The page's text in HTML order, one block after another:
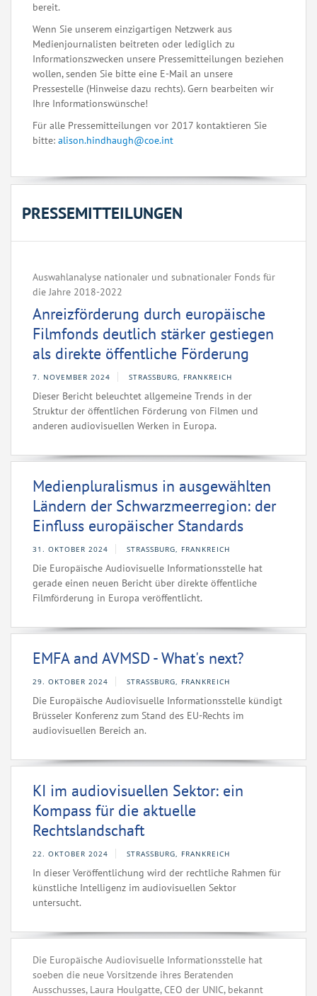
bereit.
Wenn Sie unserem einzigartigen Netzwerk aus
Medienjournalisten beitreten oder lediglich zu
Informationszwecken unsere Pressemitteilungen beziehen
wollen, senden Sie bitte eine E-Mail an unsere
Pressestelle (Hinweise dazu rechts). Gern bearbeiten wir
Ihre Informationswünsche!
Für alle Pressemitteilungen vor 2017 kontaktieren Sie
bitte: alison.hindhaugh@coe.int
PRESSEMITTEILUNGEN
Auswahlanalyse nationaler und subnationaler Fonds für
die Jahre 2018-2022
Anreizförderung durch europäische
Filmfonds deutlich stärker gestiegen
als direkte öffentliche Förderung
7. NOVEMBER 2024 STRASSBURG, FRANKREICH
Dieser Bericht beleuchtet allgemeine Trends in der
Struktur der öffentlichen Förderung von Filmen und
anderen audiovisuellen Werken in Europa.
Medienpluralismus in ausgewählten
Ländern der Schwarzmeerregion: der
Einfluss europäischer Standards
31. OKTOBER 2024 STRASSBURG, FRANKREICH
Die Europäische Audiovisuelle Informationsstelle hat
gerade einen neuen Bericht über direkte öffentliche
Filmförderung in Europa veröffentlicht.
EMFA and AVMSD - What's next?
29. OKTOBER 2024 STRASSBURG, FRANKREICH
Die Europäische Audiovisuelle Informationsstelle kündigt
Brüsseler Konferenz zum Stand des EU-Rechts im
audiovisuellen Bereich an.
KI im audiovisuellen Sektor: ein
Kompass für die aktuelle
Rechtslandschaft
22. OKTOBER 2024 STRASSBURG, FRANKREICH
In dieser Veröffentlichung wird der rechtliche Rahmen für
künstliche Intelligenz im audiovisuellen Sektor
untersucht.
Die Europäische Audiovisuelle Informationsstelle hat
soeben die neue Vorsitzende ihres Beratenden
Ausschusses, Laura Houlgatte, CEO der UNIC, bekannt